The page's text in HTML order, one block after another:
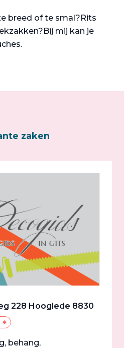
breed of te smal?Rits
mij kan je
zaken
228 Hooglede 8830
behang,